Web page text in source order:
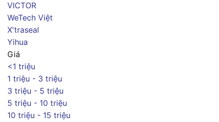
VICTOR
WeTech Việt
X'traseal
Yihua
Giá
<1 triệu
1 triệu - 3 triệu
3 triệu - 5 triệu
5 triệu - 10 triệu
10 triệu - 15 triệu